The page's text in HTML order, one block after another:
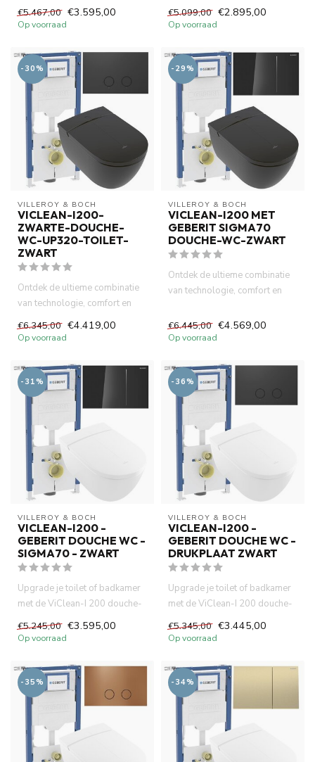
wc, het betrouwbare Ge...
€5.467,00 €3.595,00
Op voorraad
douche-wc van Villeroy...
€5.099,00 €2.895,00
Op voorraad
-30%
VILLEROY & BOCH
VICLEAN-I200-
ZWARTE-DOUCHE-
WC-UP320-TOILET-
ZWART
Ontdek de ultieme combinatie
van technologie, comfort en
stijl met de Villeroy &...
€6.345,00 €4.419,00
Op voorraad
-29%
VILLEROY & BOCH
VICLEAN-I200 MET
GEBERIT SIGMA70
DOUCHE-WC-ZWART
Ontdek de ultieme combinatie
van technologie, comfort en
€6.445,00 €4.569,00
Op voorraad
-31%
VILLEROY & BOCH
VICLEAN-I200 -
GEBERIT DOUCHE WC -
SIGMA70 - ZWART
Upgrade je toilet of badkamer
met de ViClean-I 200 douche-
wc, het betrouwbare Ge...
€5.245,00 €3.595,00
Op voorraad
-36%
VILLEROY & BOCH
VICLEAN-I200 -
GEBERIT DOUCHE WC -
DRUKPLAAT ZWART
Upgrade je toilet of badkamer
met de ViClean-I 200 douche-
wc, het betrouwbare Ge...
€5.345,00 €3.445,00
Op voorraad
-35% -34%